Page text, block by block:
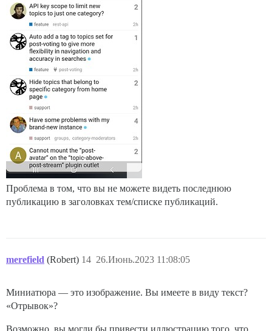
Проблема в том, что вы не можете видеть последнюю
публикацию в заголовках тем/списке публикаций.
merefield (Robert) 26.Июнь.2023 11:08:05
14
Миниатюра — это изображение. Вы имеете в виду текст?
«Отрывок»?